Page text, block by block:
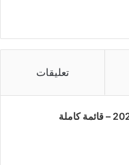
تعليقات